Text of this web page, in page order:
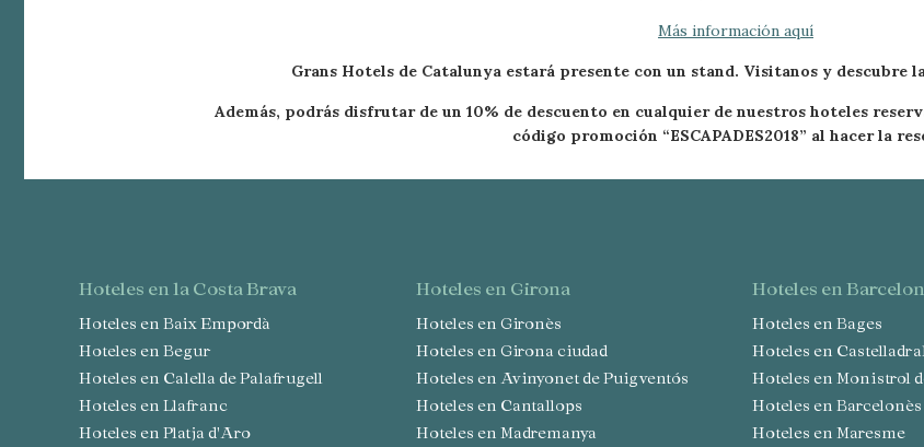
Más información aquí
Grans Hotels de Catalunya estará presente con un stand. Visitanos y descubre
Además, podrás disfrutar de un 10% de descuento en cualquier de nuestros hoteles
código promoción “ESCAPADES2018” al hacer la
hoteles en la Costa Brava
Hoteles en Baix Empordà
Hoteles en Begur
Hoteles en Calella de Palafrugell
Hoteles en Llafranc
Hoteles en Platja d'Aro
hoteles en Girona
Hoteles en Gironès
Hoteles en Girona ciudad
Hoteles en Avinyonet de Puigventós
Hoteles en Cantallops
Hoteles en Madremanya
hoteles en
Hoteles en Bages
Hoteles en Castelladral
Hoteles en Monistrol
Hoteles en Barcelonès
Hoteles en Maresme
Guardar configuración Aceptar todas